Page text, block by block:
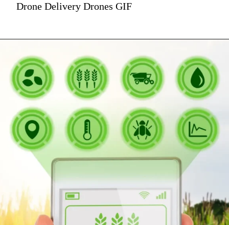
Drone Delivery Drones GIF